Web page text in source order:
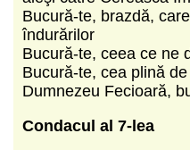
Bucură-te, brazdă,
îndurărilor
Bucură-te, ceea ce ne
Bucură-te, cea plină
Dumnezeu Fecioară,
Condacul al 7-lea